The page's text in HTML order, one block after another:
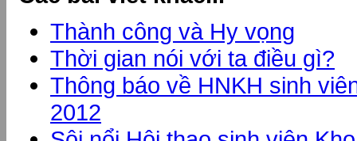
Thành công và Hy vọng
Thời gian nói với ta điều gì?
Thông báo về HNKH sinh
2012